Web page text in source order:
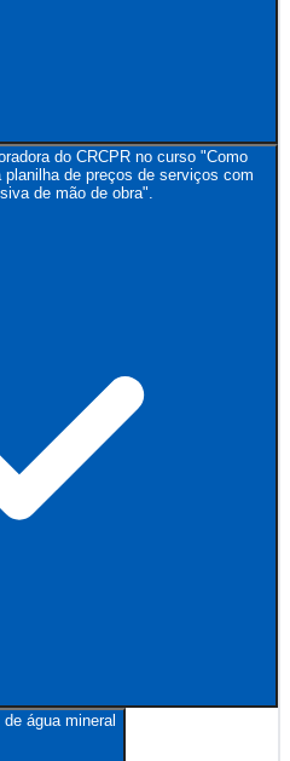
do CRCPR no curso "Como
de preços de serviços com
de mão de obra".
água mineral